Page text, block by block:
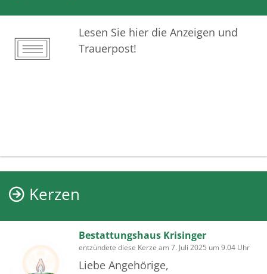
Lesen Sie hier die Anzeigen und
Trauerpost!
Kerzen
Bestattungshaus Krisinger
entzündete diese Kerze am 7. Juli 2025 um 9.04 Uhr
Liebe Angehörige,